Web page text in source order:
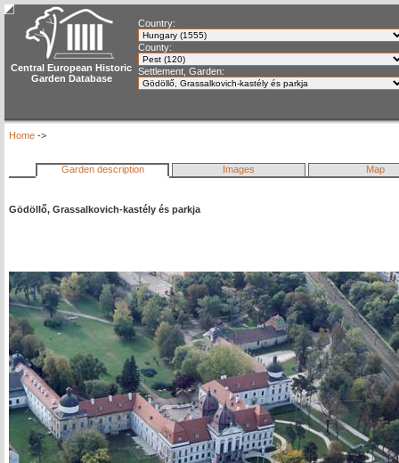
Central European Historic
Garden Database
Country:
County:
Settlement, Garden:
Home ->
Garden description Images Map
Gödöllő, Grassalkovich-kastély és parkja